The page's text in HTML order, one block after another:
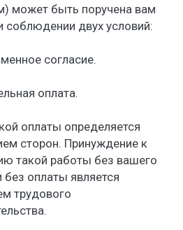
может быть поручена вам
соблюдении двух условий:
согласие.
оплата.
оплаты определяется
сторон. Принуждение к
такой работы без вашего
без оплаты является
трудового